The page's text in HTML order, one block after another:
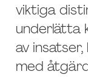
viktiga
underlätta
av
med